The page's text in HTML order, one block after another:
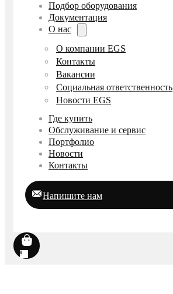
Подбор оборудования
Документация
О нас
О компании EGS
Контакты
Вакансии
Социальная ответственность
Новости EGS
Где купить
Обслуживание и сервис
Портфолио
Новости
Контакты
Напишите нам
0